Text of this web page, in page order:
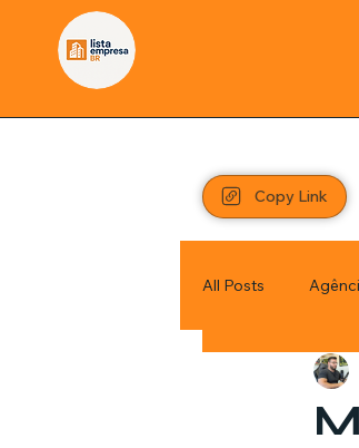
Copy Link
All Posts
Pordutos